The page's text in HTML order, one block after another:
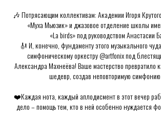
🎶 Потрясающим коллективам: Академии Игоря
«Муха Мьюзик» и джазовое отделение школы
«La birds» под руководством Анастасии
🎻 И, конечно, фундаменту этого музыкального
симфоническому оркестру @artfonix под
Александра Махнеёва! Ваше мастерство превратило
шедевр, создав неповторимую симфонию
❤️Каждая нота, каждый аплодисмент в этот вечер
дело – помощь тем, кто в ней особенно нуждается